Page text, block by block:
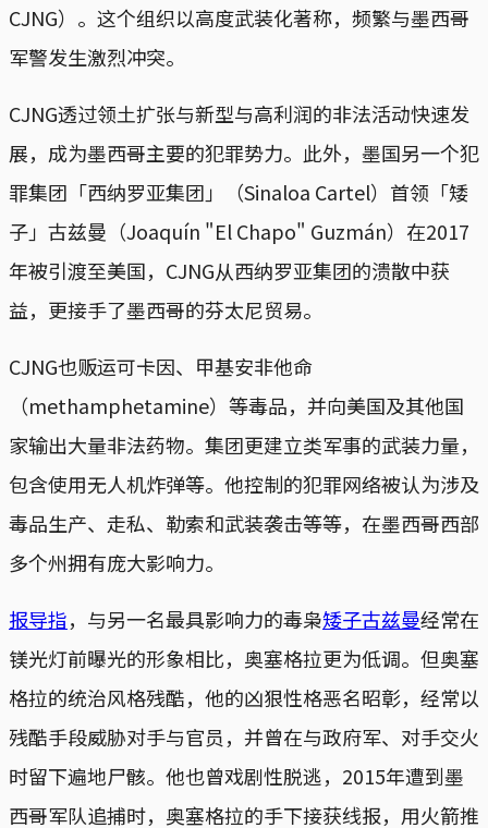
CJNG）。这个组织以高度武装化著称，频繁与墨西哥
军警发生激烈冲突。
CJNG透过领土扩张与新型与高利润的非法活动快速发
展，成为墨西哥主要的犯罪势力。此外，墨国另一个犯
罪集团「西纳罗亚集团」（Sinaloa Cartel）首领「矮
子」古兹曼（Joaquín "El Chapo" Guzmán）在2017
年被引渡至美国，CJNG从西纳罗亚集团的溃散中获
益，更接手了墨西哥的芬太尼贸易。
CJNG也贩运可卡因、甲基安非他命
（methamphetamine）等毒品，并向美国及其他国
家输出大量非法药物。集团更建立类军事的武装力量，
包含使用无人机炸弹等。他控制的犯罪网络被认为涉及
毒品生产、走私、勒索和武装袭击等等，在墨西哥西部
多个州拥有庞大影响力。
报导指，与另一名最具影响力的毒枭矮子古兹曼经常在
镁光灯前曝光的形象相比，奥塞格拉更为低调。但奥塞
格拉的统治风格残酷，他的凶狠性格恶名昭彰，经常以
残酷手段威胁对手与官员，并曾在与政府军、对手交火
时留下遍地尸骸。他也曾戏剧性脱逃，2015年遭到墨
西哥军队追捕时，奥塞格拉的手下接获线报，用火箭推